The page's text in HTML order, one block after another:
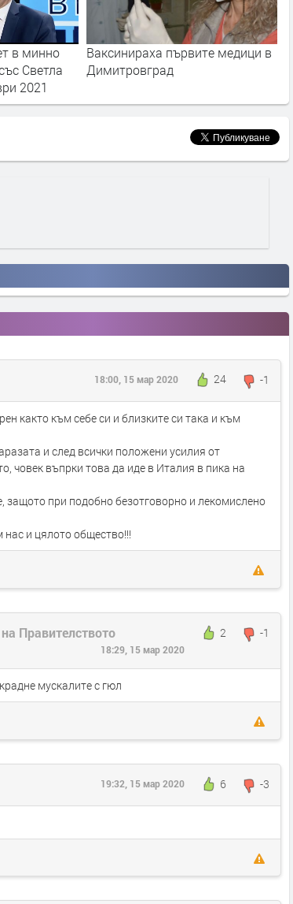
медици в
Господарите: ТОП 10 на
абсурдите около COVID-19 у нас
24 -1
18:00, 15 мар 2020
както към себе си и близките си така и към
и след всички положени усилия от
човек въпрки това да иде в Италия в пика на
защото при подобно безотговорно и лекомислено
и цялото общество!!!
Правителството 2 -1
18:29, 15 мар 2020
мускалите с гюл
6 -3
19:32, 15 мар 2020